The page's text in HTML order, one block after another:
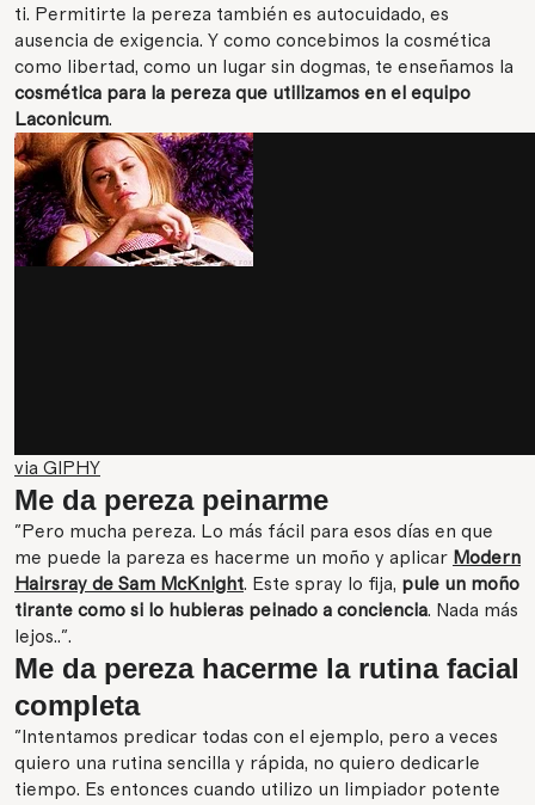
ti. Permitirte la pereza también es autocuidado, es
ausencia de exigencia. Y como concebimos la cosmética
como libertad, como un lugar sin dogmas, te enseñamos la
cosmética para la pereza que utilizamos en el equipo
Laconicum.
via GIPHY
Me da pereza peinarme
"Pero mucha pereza. Lo más fácil para esos días en que
me puede la pareza es hacerme un moño y aplicar Modern
Hairsray de Sam McKnight. Este spray lo fija, pule un moño
tirante como si lo hubieras peinado a conciencia. Nada más
lejos..".
Me da pereza hacerme la rutina facial
completa
"Intentamos predicar todas con el ejemplo, pero a veces
quiero una rutina sencilla y rápida, no quiero dedicarle
tiempo. Es entonces cuando utilizo un limpiador potente